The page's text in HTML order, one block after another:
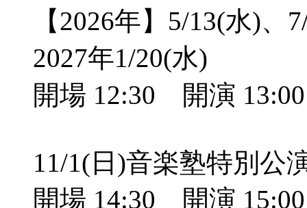
【2026年】5/13(水)
2027年1/20(水)
開場 12:30 開演
11/1(日)音楽塾特別公
開場 14:30 開演